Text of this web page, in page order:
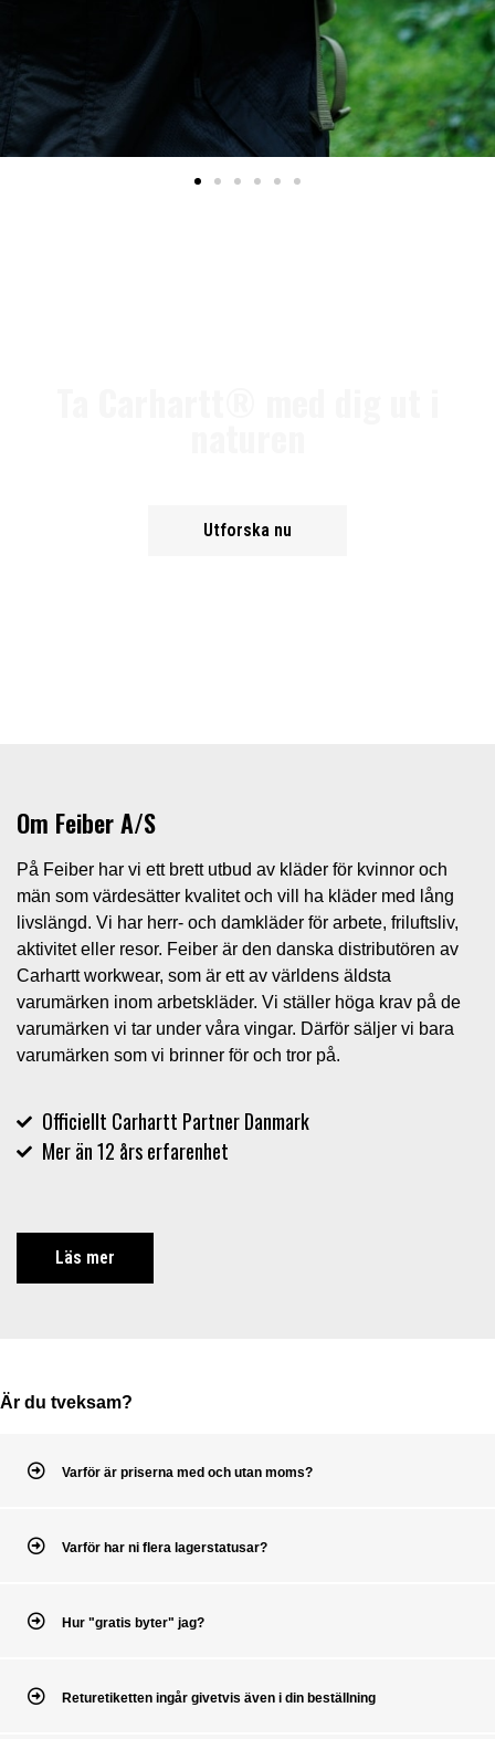
Utforska nu
Om Feiber A/S
På Feiber har vi ett brett utbud av kläder för kvinnor och
män som värdesätter kvalitet och vill ha kläder med lång
livslängd. Vi har herr- och damkläder för arbete, friluftsliv,
aktivitet eller resor. Feiber är den danska distributören av
Carhartt workwear, som är ett av världens äldsta
varumärken inom arbetskläder. Vi ställer höga krav på de
varumärken vi tar under våra vingar. Därför säljer vi bara
varumärken som vi brinner för och tror på.
Officiellt Carhartt Partner Danmark
Mer än 12 års erfarenhet
Läs mer
Är du tveksam?
Varför är priserna med och utan moms?
Varför har ni flera lagerstatusar?
Hur "gratis byter" jag?
Returetiketten ingår givetvis även i din beställning